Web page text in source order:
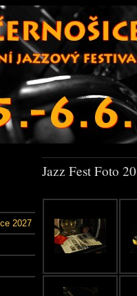
2027
Jazz Fest Foto